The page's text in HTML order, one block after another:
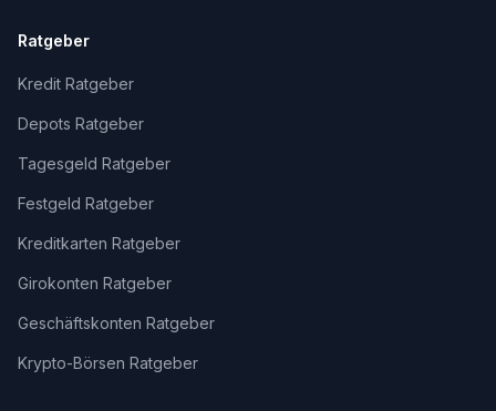
Ratgeber
Kredit Ratgeber
Depots Ratgeber
Tagesgeld Ratgeber
Festgeld Ratgeber
Kreditkarten Ratgeber
Girokonten Ratgeber
Geschäftskonten Ratgeber
Krypto-Börsen Ratgeber